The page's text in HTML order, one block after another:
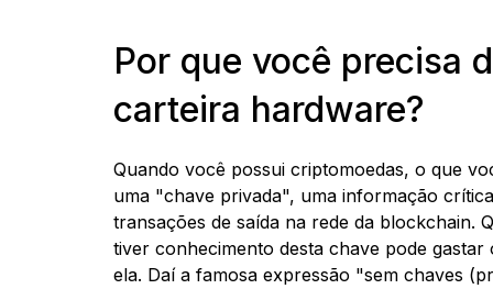
Por que você precisa
carteira hardware?
Quando você possui criptomoedas, o que
uma "chave privada", uma informação
transações de saída na rede da blockchain.
tiver conhecimento desta chave pode gastar
ela. Daí a famosa expressão "sem chaves